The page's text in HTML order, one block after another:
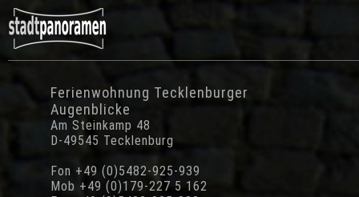
Ferienwohnung Tecklenburger
Augenblicke
Am Steinkamp 48
D-49545 Tecklenburg
Fon +49 (0)5482-925-939
Mob +49 (0)179-227 5 162